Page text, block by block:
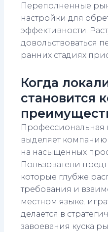
Переполненные
настройки для
эффективности.
довольствоваться
ранних стадиях
Когда
становится
Профессиональная
выделяет
на насыщенных
Пользователи
которые глубже
требования и
местном языке.
делается в
завоевания куска